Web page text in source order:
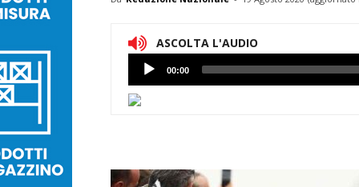
ASCOLTA L'AUDIO
Lettore
Audio
00:00